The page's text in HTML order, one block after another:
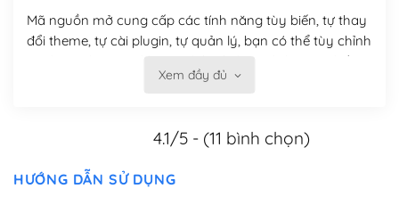
Mã nguồn mở cung cấp các tính năng tùy biến, tự thay
đổi theme, tự cài plugin, tự quản lý, bạn có thể tùy chỉnh
nó theo ý bạn mà không phải sử dụng dịch vụ tại bất
Có thể tùy biến trên website WordPress
Xem đầy đủ
4.1/5 - (11 bình chọn)
HƯỚNG DẪN SỬ DỤNG